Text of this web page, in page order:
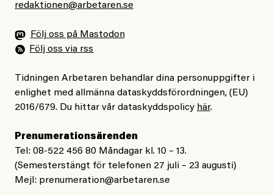
redaktionen@arbetaren.se
Följ oss på Mastodon
Följ oss via rss
Tidningen Arbetaren behandlar dina personuppgifter i
enlighet med allmänna dataskyddsförordningen, (EU)
2016/679. Du hittar vår dataskyddspolicy här.
Prenumerationsärenden
Tel: 08-522 456 80 Måndagar kl. 10 – 13.
(Semesterstängt för telefonen 27 juli – 23 augusti)
Mejl: prenumeration@arbetaren.se